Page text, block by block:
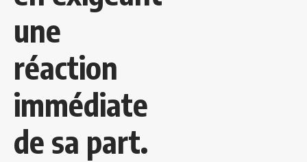
une
réaction
immédiate
de sa part.